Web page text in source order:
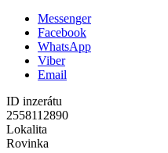
Messenger
Facebook
WhatsApp
Viber
Email
ID inzerátu
2558112890
Lokalita
Rovinka